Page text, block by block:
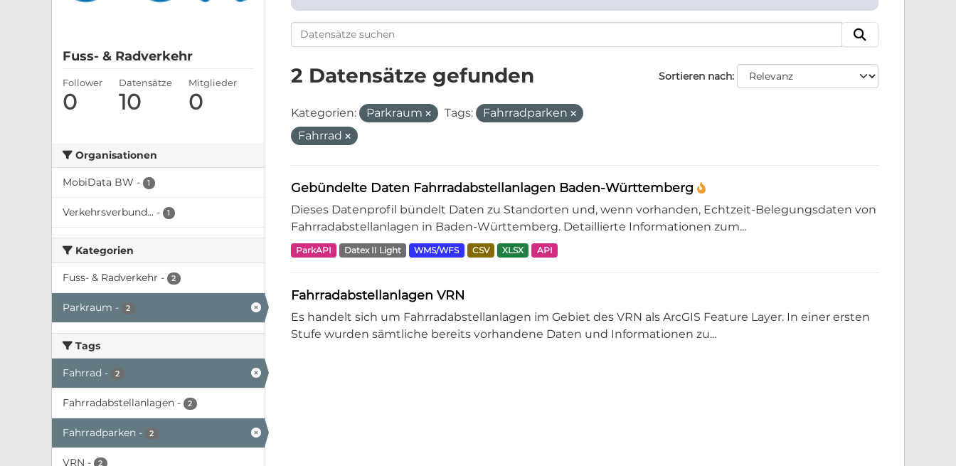
Fuss- & Radverkehr
Follower
0
Datensätze
10
Mitglieder
0
Organisationen
MobiData BW - 1
Verkehrsverbund... - 1
Kategorien
Fuss- & Radverkehr - 2
Parkraum - 2
Tags
Fahrrad - 2
Fahrradabstellanlagen - 2
Fahrradparken - 2
VRN - 2
Sortieren nach
2 Datensätze gefunden
Kategorien: Parkraum Tags:
Fahrradparken
Fahrrad
Gebündelte Daten Fahrradabstellanlagen Baden-Württemberg
Dieses Datenprofil bündelt Daten zu Standorten und, wenn vorhanden, Echtzeit-Belegungsdaten von
Fahrradabstellanlagen in Baden-Württemberg. Detaillierte Informationen zum...
ParkAPI Datex II Light WMS/WFS CSV XLSX API
Fahrradabstellanlagen VRN
Es handelt sich um Fahrradabstellanlagen im Gebiet des VRN als ArcGIS Feature Layer. In einer ersten
Stufe wurden sämtliche bereits vorhandene Daten und Informationen zu...